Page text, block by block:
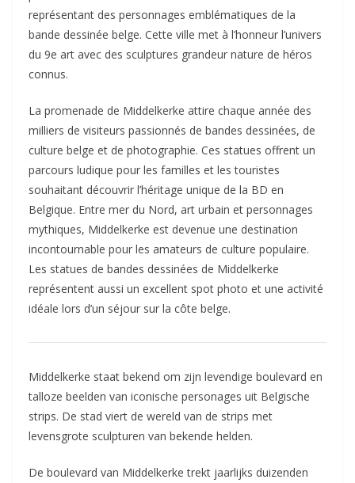
représentant des personnages emblématiques de la
bande dessinée belge. Cette ville met à l’honneur l’univers
du 9e art avec des sculptures grandeur nature de héros
connus.
La promenade de Middelkerke attire chaque année des
milliers de visiteurs passionnés de bandes dessinées, de
culture belge et de photographie. Ces statues offrent un
parcours ludique pour les familles et les touristes
souhaitant découvrir l’héritage unique de la BD en
Belgique. Entre mer du Nord, art urbain et personnages
mythiques, Middelkerke est devenue une destination
incontournable pour les amateurs de culture populaire.
Les statues de bandes dessinées de Middelkerke
représentent aussi un excellent spot photo et une activité
idéale lors d’un séjour sur la côte belge.
Middelkerke staat bekend om zijn levendige boulevard en
talloze beelden van iconische personages uit Belgische
strips. De stad viert de wereld van de strips met
levensgrote sculpturen van bekende helden.
De boulevard van Middelkerke trekt jaarlijks duizenden